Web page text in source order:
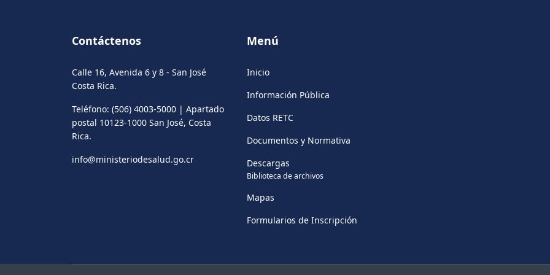
Contáctenos
Calle 16, Avenida 6 y 8 - San José
Costa Rica.
Teléfono: (506) 4003-5000 | Apartado
postal 10123-1000 San José, Costa
Rica.
info@ministeriodesalud.go.cr
Menú
Inicio
Información Pública
Datos RETC
Documentos y Normativa
Descargas
Biblioteca de archivos
Mapas
Formularios de Inscripción